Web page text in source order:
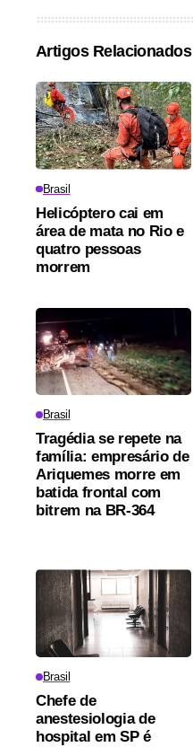
Artigos Relacionados
Brasil
Helicóptero cai em
área de mata no Rio e
quatro pessoas
morrem
Brasil
Tragédia se repete na
família: empresário de
Ariquemes morre em
batida frontal com
bitrem na BR-364
Brasil
Chefe de
anestesiologia de
hospital em SP é